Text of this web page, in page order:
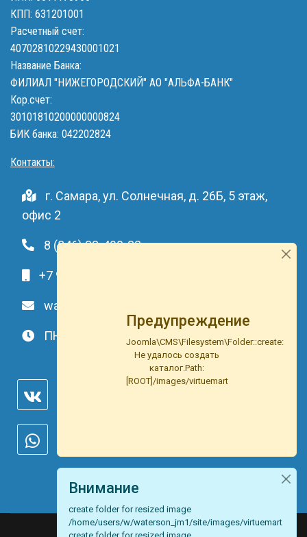
Предупреждение
Joomla\CMS\Filesystem\Folder::create:
Не удалось создать
каталог.Path:
[ROOT]/images/virtuemart
Внимание
create folder for resized image
/home/users/w/waterson_jm1/site/images/virtuemart
КПП: 631201001
Расчетный счет:
40702810229430001021
Название Банка:
ФИЛИАЛ "НИЖЕГОРОДСКИЙ" АО "АЛЬФА-БАНК"
Кор.счет:
30101810200000000824
БИК банка: 042202824
Контакты:
г. Самара, ул. Солнечная, д. 26Б, 5 этаж,
офис 2
8 (846) 33-490-33
+7 991-459-10-34
waterson-s@ya.ru
ПН-ВС: c 9.00 до 20.00